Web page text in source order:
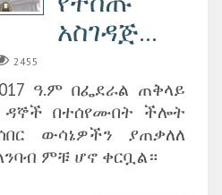
አስገዳጅ...
2455
ዓ.ም በፌደራል ጠቅላይ
ዳኞች በተሰየሙበት ችሎት
ውሳኔዎችን ያጠቃለለ
ምቹ ሆኖ ቀርቧል።